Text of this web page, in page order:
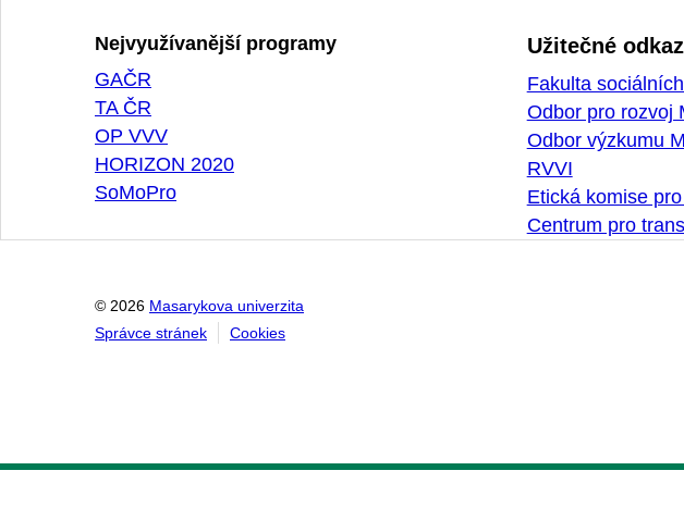
Nejvyužívanější programy
GAČR
TA ČR
OP VVV
HORIZON 2020
SoMoPro
Užitečné
Fakulta
Odbor pro rozvoj
Odbor výzkumu
RVVI
Etická komise
Centrum pro
© 2026 Masarykova univerzita
Správce stránek
Cookies